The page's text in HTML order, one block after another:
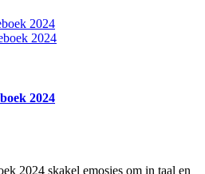
2024
2024 skakel emosies om in taal en